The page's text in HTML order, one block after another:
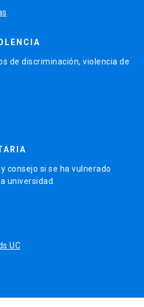
de discriminación, violencia de
consejo si se ha vulnerado
universidad.
UC